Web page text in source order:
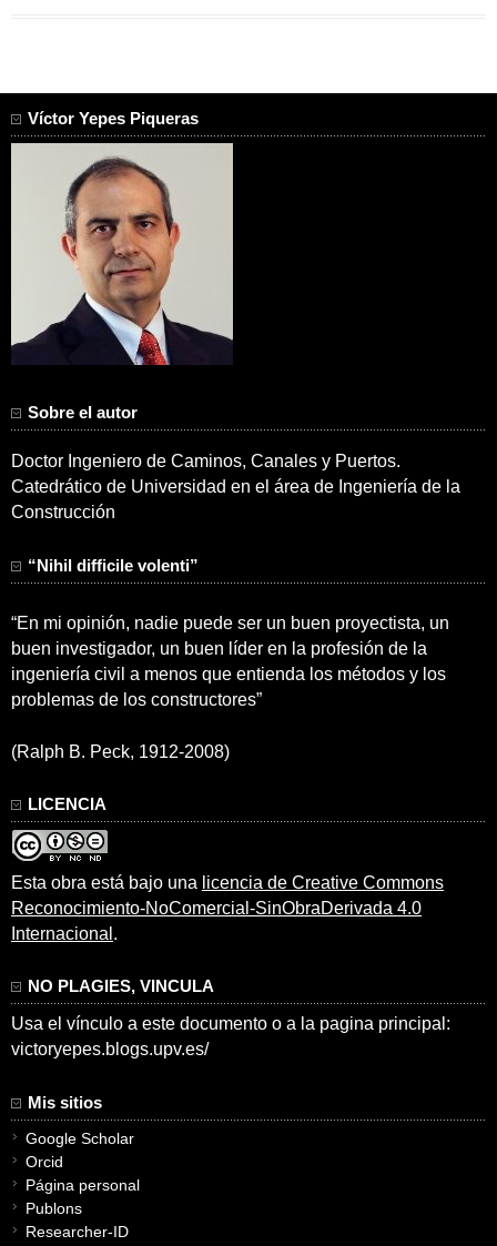
Víctor Yepes Piqueras
Sobre el autor
Doctor Ingeniero de Caminos, Canales y Puertos.
Catedrático de Universidad en el área de Ingeniería de la
Construcción
“Nihil difficile volenti”
“En mi opinión, nadie puede ser un buen proyectista, un
buen investigador, un buen líder en la profesión de la
ingeniería civil a menos que entienda los métodos y los
problemas de los constructores”
(Ralph B. Peck, 1912-2008)
LICENCIA
Esta obra está bajo una licencia de Creative Commons
Reconocimiento-NoComercial-SinObraDerivada 4.0
Internacional .
NO PLAGIES, VINCULA
Usa el vínculo a este documento o a la pagina principal:
victoryepes.blogs.upv.es/
Mis sitios
Google Scholar
Orcid
Página personal
Publons
Researcher-ID